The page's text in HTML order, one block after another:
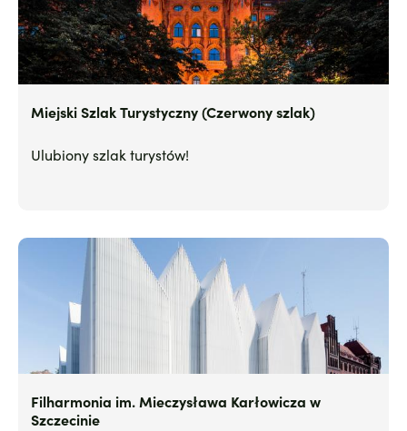
Miejski Szlak Turystyczny (Czerwony szlak)
Ulubiony szlak turystów!
Filharmonia im. Mieczysława Karłowicza w
Szczecinie